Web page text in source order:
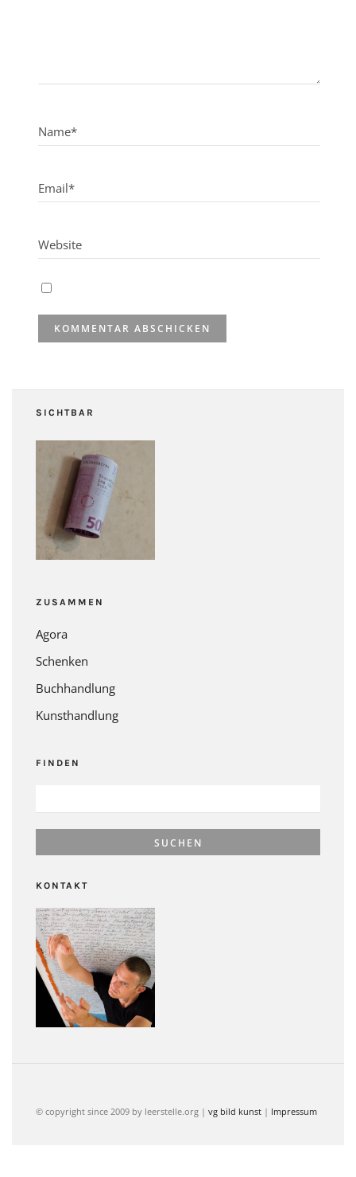
SICHTBAR
ZUSAMMEN
Agora
Schenken
Buchhandlung
Kunsthandlung
FINDEN
NACH:
KONTAKT
© copyright since 2009 by leerstelle.org | vg bild kunst | Impressum